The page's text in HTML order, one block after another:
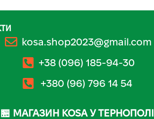
kosa.shop2023@gmail.com
+38 (096) 185-94-30
+380 (96) 796 14 54
🏪 МАГАЗИН KOSA У ТЕРНОПОЛІ